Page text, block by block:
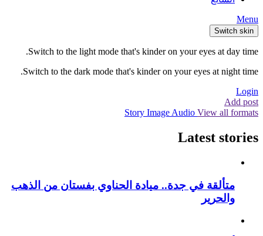
Menu
Switch skin
Switch to the light mode that's kinder on your eyes at day time.
Switch to the dark mode that's kinder on your eyes at night time.
Login
Add post
Story Image Audio View all formats
Latest stories
متألقة في جدة.. ميادة الحناوي بفستان من الذهب
والحرير